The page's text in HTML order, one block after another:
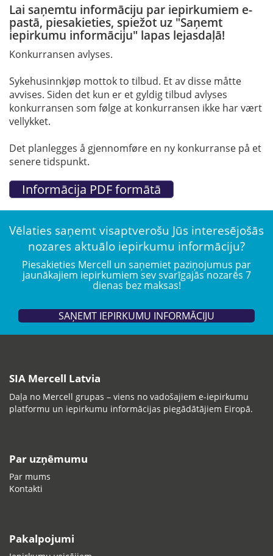
Lai saņemtu informāciju par iepirkumiem e-
pastā, piesakieties, spiežot uz "Saņemt
iepirkumu informāciju" lapas lejasdaļā!
Konkurransen avlyses.
Sykehusinnkjøp mottok to tilbud. Et av disse måtte
avvises. Siden det kun er et gyldig tilbud avlyses
konkurransen som følge at konkurransen ikke har vært
vellykket.
Det planlegges å gjennomføre en ny konkurranse på et
senere tidspunkt.
Vēlaties saņemt visaptverošu Jūs interesējošās
nozares aktuālo iepirkumu informāciju?
Piesakieties Mercell un saņemiet paziņojumus par
jaunākajiem iepirkumiem sev svarīgajās nozarēs 7
dienas bez maksas!
SAŅEMT IEPIRKUMU INFORMĀCIJU
SIA Mercell Latvia
Daļa no Mercell grupas – viens no vadošajiem e-iepirkumu
platformu un iepirkumu informācijas piegādātājiem Eiropā.
Par uzņēmumu
Par mums
Kontakti
Pakalpojumi